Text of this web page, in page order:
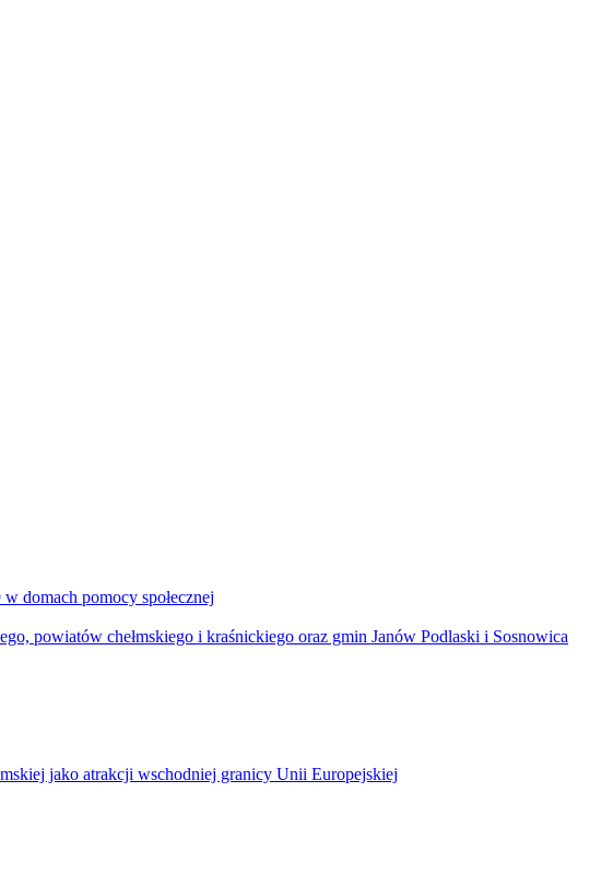
domach pomocy społecznej
powiatów chełmskiego i kraśnickiego oraz gmin Janów Podlaski i Sosnowica
jako atrakcji wschodniej granicy Unii Europejskiej